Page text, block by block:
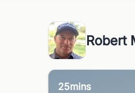
Robert
25mins